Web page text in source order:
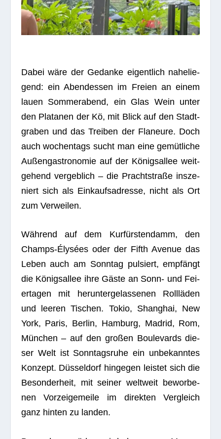
Dabei wäre der Gedanke eigent­lich nahe­lie­
gend: ein Abend­essen im Freien an einem
lauen Som­mer­abend, ein Glas Wein unter
den Pla­ta­nen der Kö, mit Blick auf den Stadt­
gra­ben und das Trei­ben der Fla­neure. Doch
auch wochen­tags sucht man eine gemüt­li­che
Außen­gas­tro­no­mie auf der Königs­al­lee weit­
ge­hend ver­geb­lich – die Pracht­straße insze­
niert sich als Ein­kaufs­adresse, nicht als Ort
zum Verweilen.
Wäh­rend auf dem Kur­fürs­ten­damm, den
Champs-Ély­sées oder der Fifth Ave­nue das
Leben auch am Sonn­tag pul­siert, emp­fängt
die Königs­al­lee ihre Gäste an Sonn- und Fei­
er­ta­gen mit her­un­ter­ge­las­se­nen Roll­lä­den
und lee­ren Tischen. Tokio, Shang­hai, New
York, Paris, Ber­lin, Ham­burg, Madrid, Rom,
Mün­chen – auf den gro­ßen Bou­le­vards die­
ser Welt ist Sonn­tags­ruhe ein unbe­kann­tes
Kon­zept. Düs­sel­dorf hin­ge­gen leis­tet sich die
Beson­der­heit, mit sei­ner welt­weit bewor­be­
nen Vor­zei­ge­meile im direk­ten Ver­gleich
ganz hin­ten zu landen.